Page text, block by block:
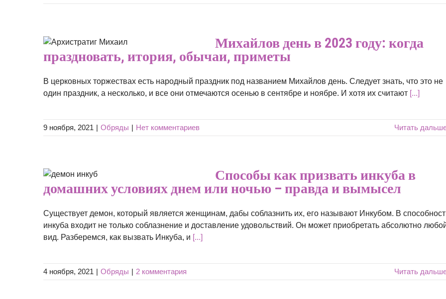
Михайлов день в 2023 году: когда
праздновать, итория, обычаи, приметы
В церковных торжествах есть народный праздник под названием Михайлов день. Следует знать, что это не
один праздник, а несколько, и все они отмечаются осенью в сентябре и ноябре. И хотя их считают [...]
9 ноября, 2021 | Обряды | Нет комментариев Читать
Способы как призвать инкуба в
домашних условиях днем или ночью – правда и вымысел
Существует демон, который является женщинам, дабы соблазнить их, его называют Инкубом. В
инкуба входит не только соблазнение и доставление удовольствий. Он может приобретать абсолютно
вид. Разберемся, как вызвать Инкуба, и [...]
4 ноября, 2021 | Обряды | 2 комментария Читать